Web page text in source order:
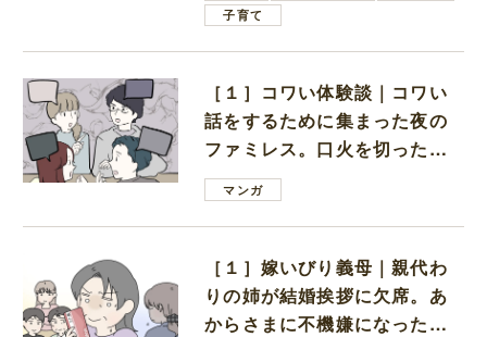
子育て
［１］コワい体験談｜コワい
話をするために集まった夜の
ファミレス。口火を切ったの
は電車好きの男の子ママ
マンガ
［１］嫁いびり義母｜親代わ
りの姉が結婚挨拶に欠席。あ
からさまに不機嫌になった義